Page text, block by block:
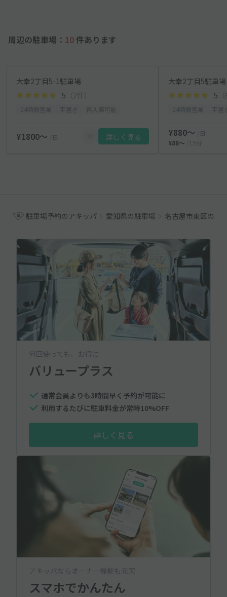
周辺の駐車場： 10 件あります
大幸2丁目5-1駐車場
5 （2件）
¥1800〜 /日 詳しく見る
大幸2丁目5駐車場
5
¥880〜
/日
¥88〜
/15分
駐車場予約のアキッパ 愛知県の駐車場 名古屋市東区の駐
何回使っても、お得に
バリュープラス
通常会員よりも3時間早く予約が可能に
利用するたびに駐車料金が常時10%OFF
詳しく見る
アキッパならオーナー機能も充実
スマホでかんたん